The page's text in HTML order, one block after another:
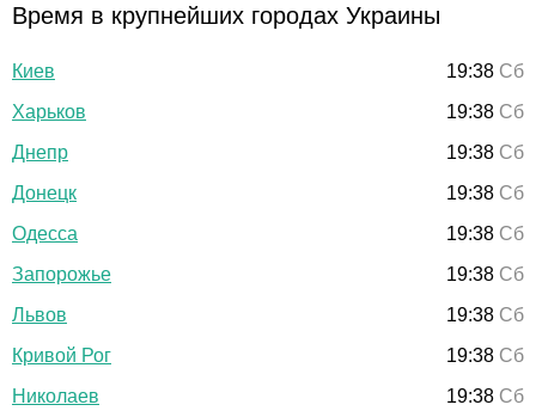
Время в крупнейших городах Украины
Киев 19:38 Сб
Харьков
19:38 Сб
Днепр
19:38 Сб
Донецк
19:38 Сб
Одесса
19:38 Сб
Запорожье
19:38 Сб
Львов
19:38 Сб
Кривой Рог
19:38 Сб
Николаев
19:38 Сб